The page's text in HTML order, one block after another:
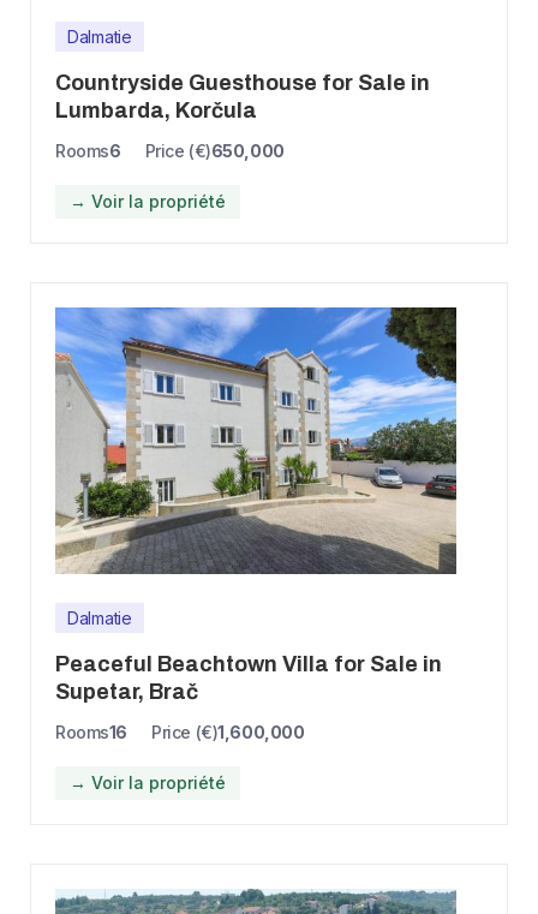
Dalmatie
Countryside Guesthouse for Sale in
Lumbarda, Korčula
Rooms6 Price (€)650,000
→ Voir la propriété
Dalmatie
Peaceful Beachtown Villa for Sale in
Supetar, Brač
Rooms16 Price (€)1,600,000
→ Voir la propriété